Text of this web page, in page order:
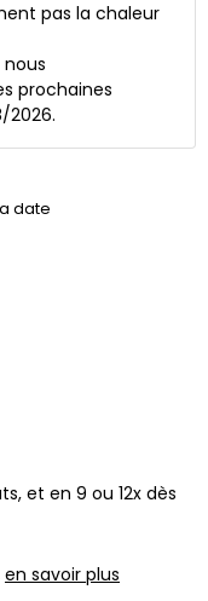
pas la chaleur
prochaines
2026.
date
et en 9 ou 12x dès
en savoir plus